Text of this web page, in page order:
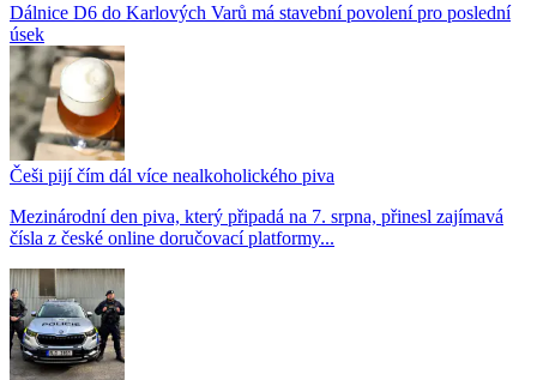
Dálnice D6 do Karlových Varů má stavební povolení pro poslední
úsek
Češi pijí čím dál více nealkoholického piva
Mezinárodní den piva, který připadá na 7. srpna, přinesl zajímavá
čísla z české online doručovací platformy...